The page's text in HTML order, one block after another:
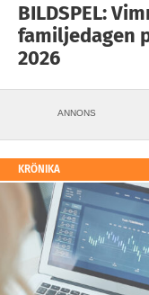
BILDSPEL:
familjedagen
2026
ANNONS
KRÖNIKA